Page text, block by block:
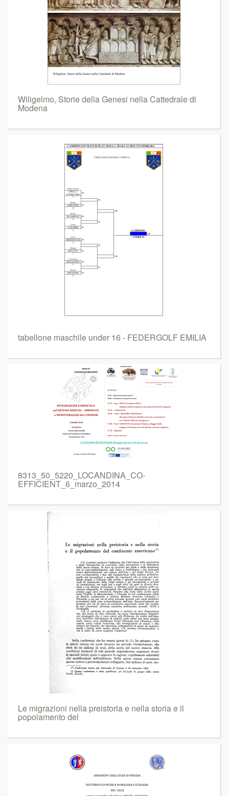
Wiligelmo, Storie della Genesi nella Cattedrale di
Modena
tabellone maschile under 16 - FEDERGOLF EMILIA
8313_50_5220_LOCANDINA_CO-
EFFICIENT_6_marzo_2014
Le migrazioni nella preistoria e nella storia e il
popolamento del